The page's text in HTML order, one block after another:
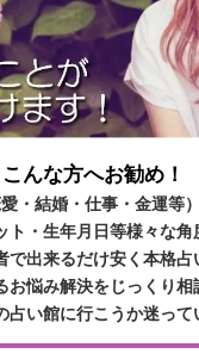
こんな方へお勧め！
・結婚・仕事・金運等
・生年月日等様々な角
出来るだけ安く本格占
お悩み解決をじっくり相
い館に行こうか迷って